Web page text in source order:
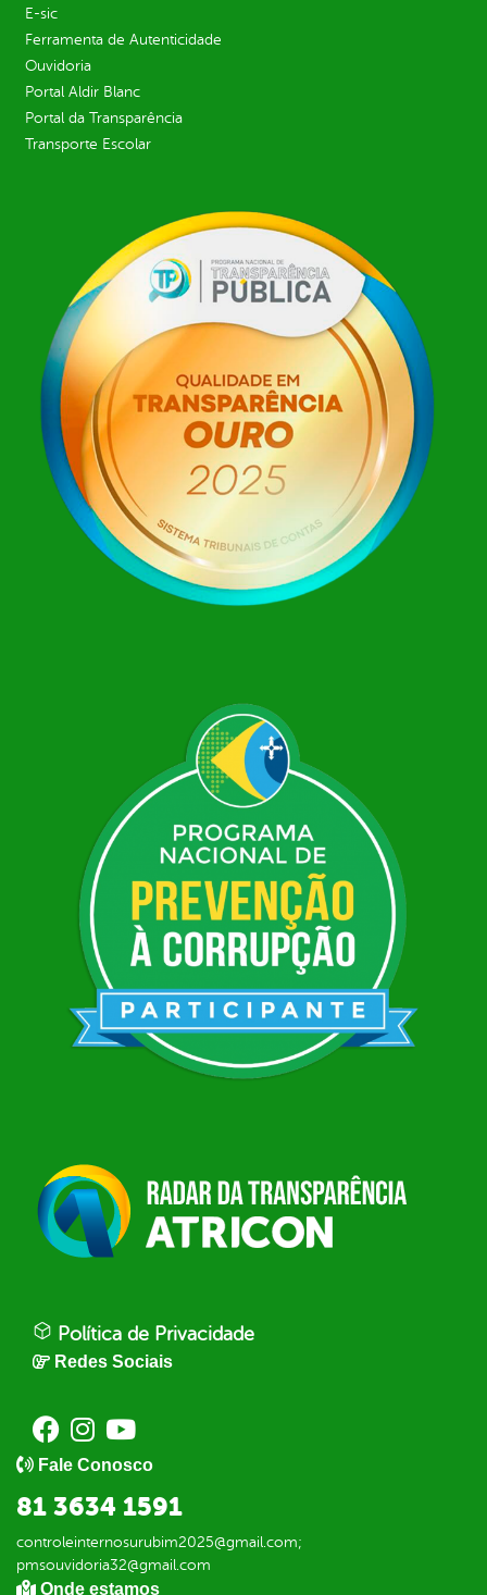
E-sic
Ferramenta de Autenticidade
Ouvidoria
Portal Aldir Blanc
Portal da Transparência
Transporte Escolar
Política de Privacidade
Redes Sociais
Fale Conosco
81 3634 1591
controleinternosurubim2025@gmail.com;
pmsouvidoria32@gmail.com
Onde estamos